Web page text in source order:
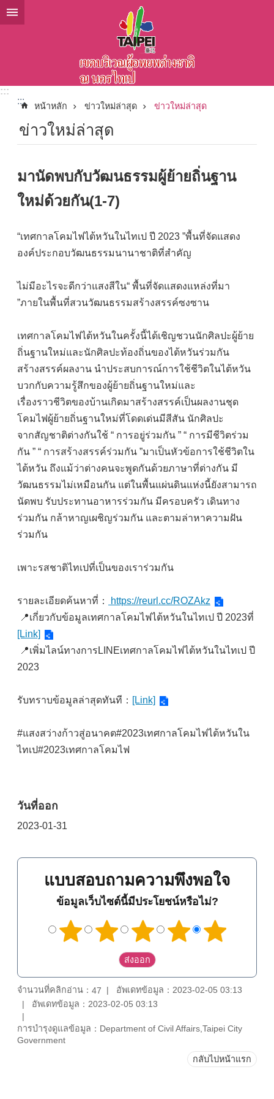
ข้ามไปที่บล็อกเนื้อหาหลัก
:::
:::
หน้าหลัก ข่าวใหม่ล่าสุด ข่าวใหม่ล่าสุด
ข่าวใหม่ล่าสุด
มานัดพบกับวัฒนธรรมผู้ย้ายถิ่นฐาน
ใหม่ด้วยกัน(1-7)
“เทศกาลโคมไฟไต้หวันในไทเป ปี 2023 ”พื้นที่จัดแสดง
องค์ประกอบวัฒนธรรมนานาชาติที่สำคัญ
ไม่มีอะไรจะดีกว่าแสงสีใน“ พื้นที่จัดแสดงแหล่งที่มา
”ภายในพื้นที่สวนวัฒนธรรมสร้างสรรค์ซงซาน
เทศกาลโคมไฟไต้หวันในครั้งนี้ได้เชิญชวนนักศิลปะผู้ย้าย
ถิ่นฐานใหม่และนักศิลปะท้องถิ่นของไต้หวันร่วมกัน
สร้างสรรค์ผลงาน นำประสบการณ์การใช้ชีวิตในไต้หวัน
บวกกับความรู้สึกของผู้ย้ายถิ่นฐานใหม่และ
เรื่องราวชีวิตของบ้านเกิดมาสร้างสรรค์เป็นผลงานชุด
โคมไฟผู้ย้ายถิ่นฐานใหม่ที่โดดเด่นมีสีสัน นักศิลปะ
จากสัญชาติต่างกันใช้ “ การอยู่ร่วมกัน ” “ การมีชีวิตร่วม
กัน ” “ การสร้างสรรค์ร่วมกัน ”มาเป็นหัวข้อการใช้ชีวิตใน
ไต้หวัน ถึงแม้ว่าต่างคนจะพูดกันด้วยภาษาที่ต่างกัน มี
วัฒนธรรมไม่เหมือนกัน แต่ในพื้นแผ่นดินแห่งนี้ยังสามารถ
นัดพบ รับประทานอาหารร่วมกัน มีครอบครัว เดินทาง
ร่วมกัน กล้าหาญเผชิญร่วมกัน และตามล่าหาความฝัน
ร่วมกัน
เพาะรสชาติไทเปที่เป็นของเราร่วมกัน
รายละเอียดค้นหาที่：
https://reurl.cc/ROZAkz
📍เกี่ยวกับข้อมูลเทศกาลโคมไฟไต้หวันในไทเป ปี 2023ที่
[Link]
📍เพิ่มไลน์ทางการLINEเทศกาลโคมไฟไต้หวันในไทเป ปี
2023
รับทราบข้อมูลล่าสุดทันที： [Link]
#แสงสว่างก้าวสู่อนาคต#2023เทศกาลโคมไฟไต้หวันใน
ไทเป#2023เทศกาลโคมไฟ
วันที่ออก
2023-01-31
แบบสอบถามความพึงพอใจ
ข้อมูลเว็บไซต์นี้มีประโยชน์หรือไม่?
จำนวนที่คลิกอ่าน： 47
อัพเดทข้อมูล：2023-02-05 03:13
อัพเดทข้อมูล：2023-02-05 03:13
การบำรุงดูแลข้อมูล：Department of Civil Affairs,Taipei City
Government
กลับไปหน้าแรก